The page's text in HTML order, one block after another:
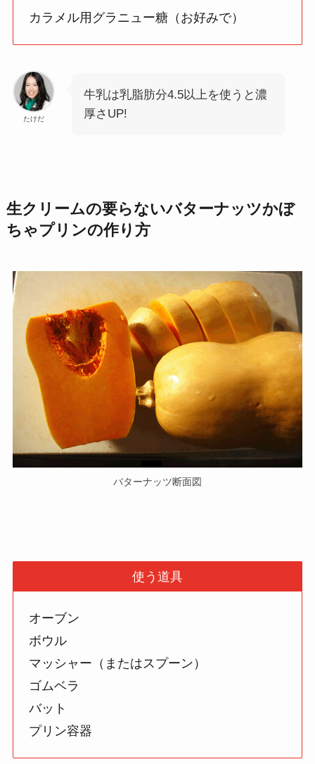
カラメル用グラニュー糖（お好みで）
たけだ
牛乳は乳脂肪分4.5以上を使うと濃
厚さUP!
生クリームの要らないバターナッツかぼ
ちゃプリンの作り方
バターナッツ断面図
使う道具
オーブン
ボウル
マッシャー（またはスプーン）
ゴムベラ
バット
プリン容器